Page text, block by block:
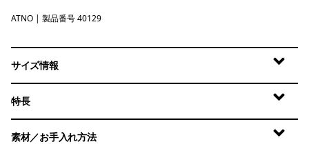
Autumn Orange
ATNO | 製品番号 40129
サイズ情報
特長
素材／お手入れ方法